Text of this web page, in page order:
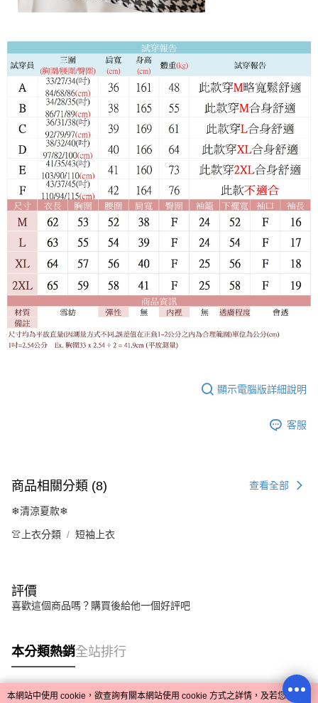
顯示電腦版詳細說明
客服
商品相關分類 (8) 查看全部
❄清涼夏款❄
👚上衣分類 短袖上衣
評價
喜歡這個商品嗎？購買後給他一個好評吧
本分類熱銷全站排行
本網站中使用 cookie，欲查詢有關本網站使用 cookie 方式之詳情，及若您不希